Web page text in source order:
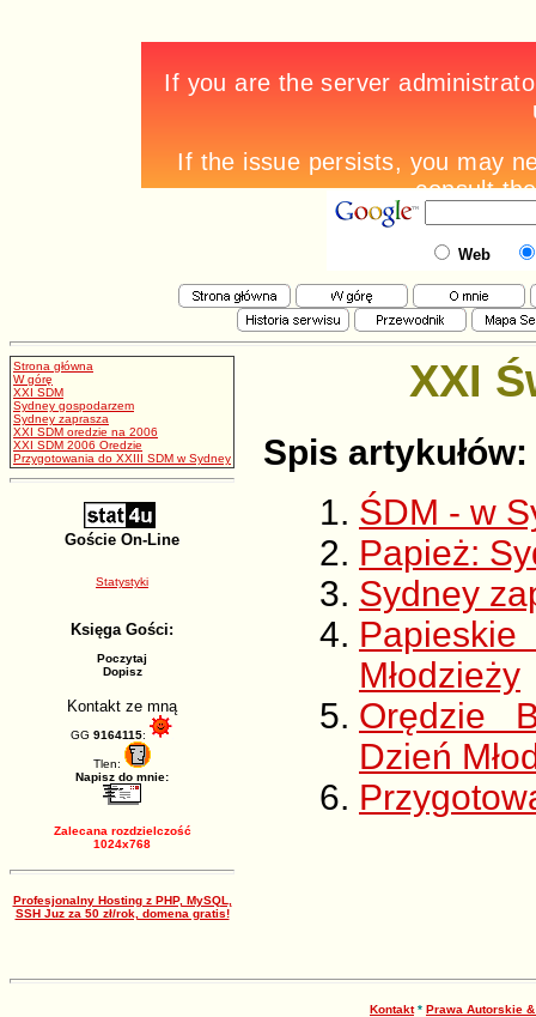
Web
Strona główna
W górę
XXI SDM
Sydney gospodarzem
Sydney zaprasza
XXI SDM oredzie na 2006
XXI SDM 2006 Oredzie
Przygotowania do XXIII SDM w Sydney
Goście On-Line
Statystyki
Księga Gości:
Poczytaj
Dopisz
Kontakt ze mną
GG 9164115:
Tlen:
Napisz do mnie:
Zalecana rozdzielczość
1024x768
Profesjonalny Hosting z PHP, MySQL,
SSH Juz za 50 zł/rok, domena gratis!
XXI
Spis artykułów:
ŚDM - w
Papież:
Sydney
Młodzieży
Orędzie
Dzień
Kontakt* Prawa Autorskie &